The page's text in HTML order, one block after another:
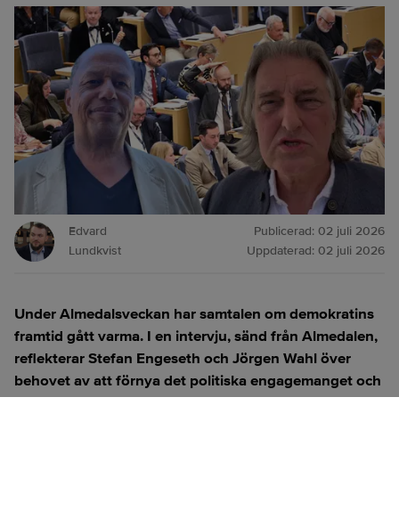
Edvard
Lundkvist
Publicerad: 02 juli 2026
Uppdaterad: 02 juli 2026
Under Almedalsveckan har samtalen om demokratins
framtid gått varma. I en intervju, sänd från Almedalen,
reflekterar Stefan Engeseth och Jörgen Wahl över
behovet av att förnya det politiska engagemanget och
hur modern teknik kan användas för att överbrygga